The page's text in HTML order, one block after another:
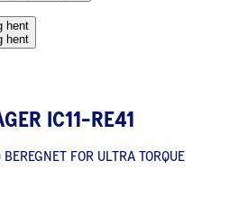
hent
hent
IC11-RE41
FOR ULTRA TORQUE